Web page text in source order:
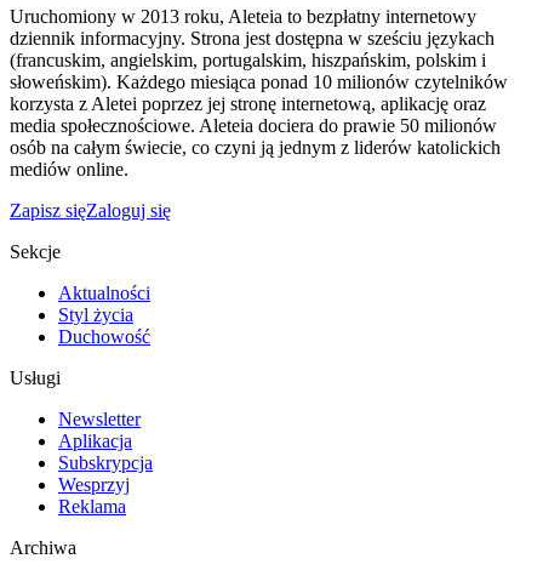
Uruchomiony w 2013 roku, Aleteia to bezpłatny internetowy
dziennik informacyjny. Strona jest dostępna w sześciu językach
(francuskim, angielskim, portugalskim, hiszpańskim, polskim i
słoweńskim). Każdego miesiąca ponad 10 milionów czytelników
korzysta z Aletei poprzez jej stronę internetową, aplikację oraz
media społecznościowe. Aleteia dociera do prawie 50 milionów
osób na całym świecie, co czyni ją jednym z liderów katolickich
mediów online.
Zapisz sięZaloguj się
Sekcje
Aktualności
Styl życia
Duchowość
Usługi
Newsletter
Aplikacja
Subskrypcja
Wesprzyj
Reklama
Archiwa